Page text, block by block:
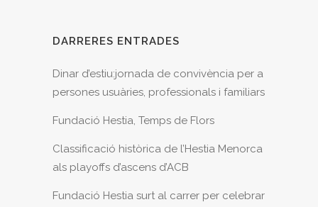
DARRERES ENTRADES
Dinar d’estiu:jornada de convivència per a
persones usuàries, professionals i familiars
Fundació Hestia, Temps de Flors
Classificació històrica de l’Hestia Menorca
als playoffs d’ascens d’ACB
Fundació Hestia surt al carrer per celebrar